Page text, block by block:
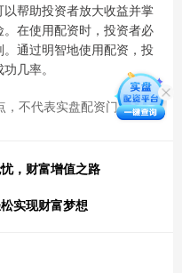
帮助投资者放大收益并掌
在使用配资时，投资者必
通过明智地使用配资，投
几率。
，不代表实盘配资门户观点
，财富增值之路
实现财富梦想